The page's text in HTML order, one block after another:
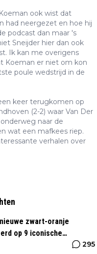
ook wist dat
had neergezet en hoe hij
podcast dan maar 's
Sneijder hier dan ook
Ik kan me overigens
Koeman er niet om kon
poule wedstrijd in de
keer terugkomen op
(2-2) waar Van Der
naar de
wat een mafkees riep.
verhalen over
zwart-oranje
op 9 iconische
295